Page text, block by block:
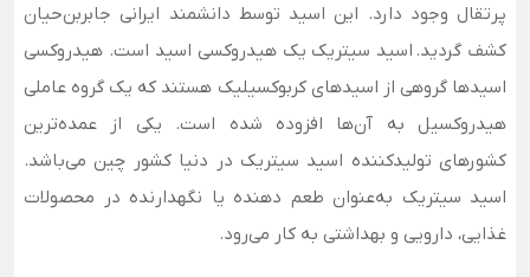
پرتقال وجود دارد. این اسید توسط دانشمند ایرانی جابربن‌حیان
کشف گردید. اسید سیتریک یک هیدروکسی اسید است. هیدروکسی
اسیدها گروهی از اسیدهای کربوکسیلیک هستند که یک گروه عاملی
هیدروکسیل به آن‌ها افزوده شده است. یکی از عمده‌ترین
کشورهای تولیدکننده اسید سیتریک در دنیا کشور چین می‌باشد.
اسید سیتریک به‌عنوان طعم دهنده یا نگهدارنده در محصولات
غذایی، دارویی و بهداشتی به کار می‌رود.